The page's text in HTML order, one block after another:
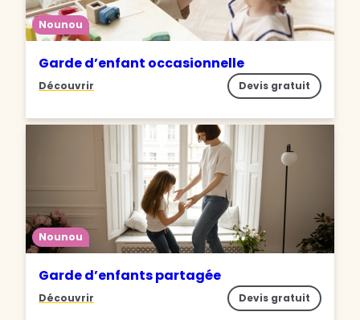
Nounou
Garde d’enfant occasionnelle
Découvrir Devis gratuit
Nounou
Garde d’enfants partagée
Découvrir Devis gratuit